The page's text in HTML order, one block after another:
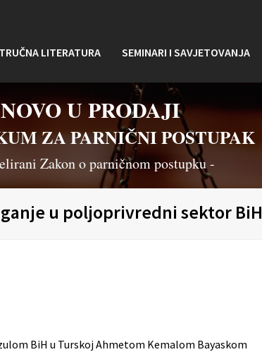
LITERATURA SEMINARI I SAVJETOVANJA
NOVO U PRODAJI
ZA PARNIČNI POSTUPAK
Zakon o parničnom postupku -
u poljoprivredni sektor BiH
BiH u Turskoj Ahmetom Kemalom Bayaskom